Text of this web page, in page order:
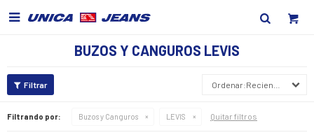

BUZOS Y CANGUROS LEVIS
Recientes
Filtrando por: Buzos y Canguros LEVIS Quitar filtros